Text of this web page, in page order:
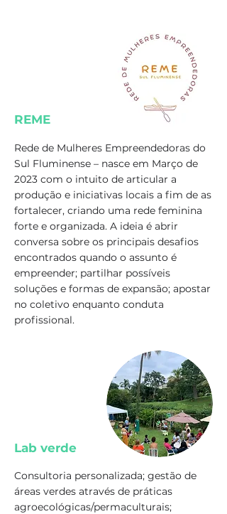
REME
Rede de Mulheres Empreendedoras do
Sul Fluminense – nasce em Março de
2023 com o intuito de articular a
produção e iniciativas locais a fim de as
fortalecer, criando uma rede feminina
forte e organizada. A ideia é abrir
conversa sobre os principais desafios
encontrados quando o assunto é
empreender; partilhar possíveis
soluções e formas de expansão; apostar
no coletivo enquanto conduta
profissional.
Lab verde
Consultoria personalizada; gestão de
áreas verdes através de práticas
agroecológicas/permaculturais;